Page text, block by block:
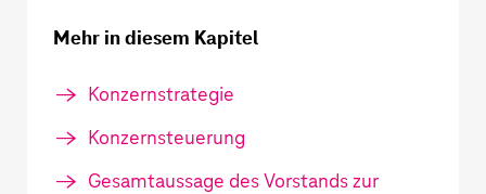
Mehr in diesem Kapitel
Konzernstrategie
Konzernsteuerung
Gesamtaussage des Vorstands zur